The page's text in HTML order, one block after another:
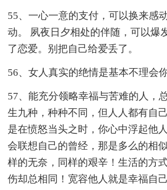
55、一心一意的支付，可以换来感
动。 夙夜日夕相处的伴随，可以爆
了恋爱。别把自己给爱丢了。
56、女人真实的绝情是基本不理会你
57、能充分领略幸福与苦难的人，
生九种，种种不同，但人人都有自
是在愤怒当头之时，你心中浮起他
会联想自己的曾经，那是多么的相
样的无奈，同样的艰辛！生活的方
伤却总相同！宽容他人就是幸福自己